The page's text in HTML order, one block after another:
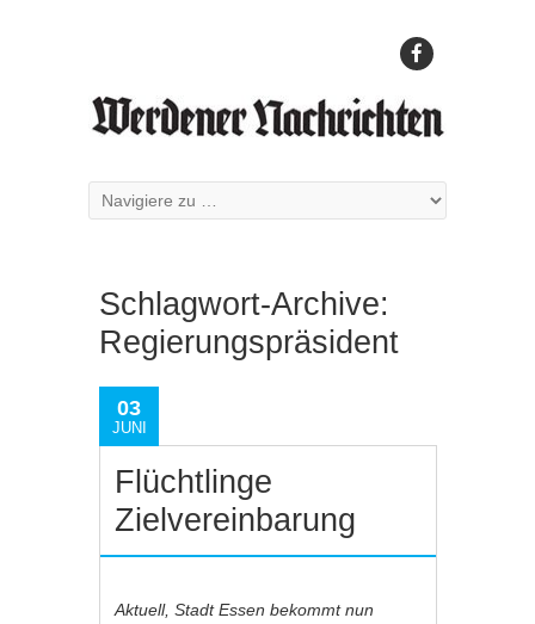
Schlagwort-Archive:
Regierungspräsident
03
JUNI
Flüchtlinge
Zielvereinbarung
Aktuell, Stadt Essen bekommt nun